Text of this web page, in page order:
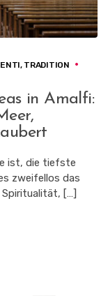
, TRADITION
in Amalfi:
ist, die tiefste
zweifellos das
Spiritualität, […]